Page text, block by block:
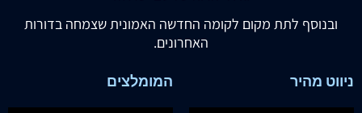
ובנוסף לתת מקום לקומה החדשה האמונית שצמחה בדורות
האחרונים.
ניווט מהיר המומלצים